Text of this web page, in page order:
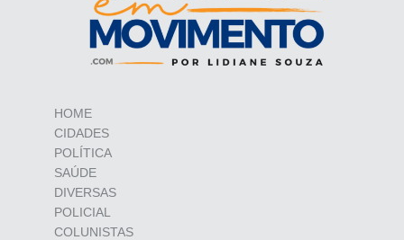
HOME
CIDADES
POLÍTICA
SAÚDE
DIVERSAS
POLICIAL
COLUNISTAS